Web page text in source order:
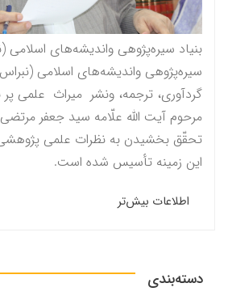
بنیاد سیره‌پژوهی واندیشه‌های اسلامی
سیره‌پژوهی واندیشه‌های اسلامی
گردآوری، ترجمه، ونشر میراث علمی پر
مرحوم آيت الله علّامه سيد جعفر مرتضى
تحقّق بخشيدن به نظرات علمى
این زمینه تأسیس شده است.
اطلاعات بیش‌تر
دسته‌بندی